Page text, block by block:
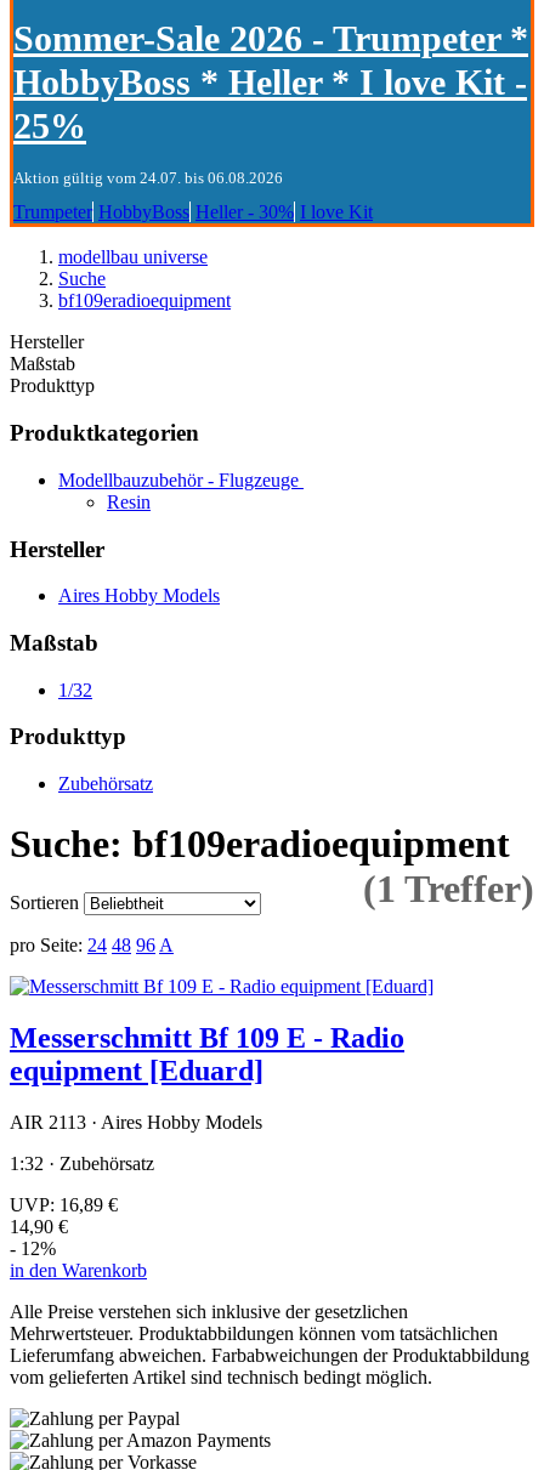
Sommer-Sale 2026 - Trumpeter *
HobbyBoss * Heller * I love Kit -
25%
Aktion gültig vom 24.07. bis 06.08.2026
Trumpeter HobbyBoss Heller - 30% I love Kit
modellbau universe
Suche
bf109eradioequipment
Hersteller
Maßstab
Produkttyp
Produktkategorien
Modellbauzubehör - Flugzeuge
Resin
Hersteller
Aires Hobby Models
Maßstab
1/32
Produkttyp
Zubehörsatz
Suche: bf109eradioequipment
(1 Treffer)
Sortieren
pro Seite: 24 48 96 A
Messerschmitt Bf 109 E - Radio
equipment [Eduard]
AIR 2113 · Aires Hobby Models
1:32 · Zubehörsatz
UVP: 16,89 €
14,90 €
- 12%
in den Warenkorb
Alle Preise verstehen sich inklusive der gesetzlichen
Mehrwertsteuer. Produktabbildungen können vom tatsächlichen
Lieferumfang abweichen. Farbabweichungen der Produktabbildung
vom gelieferten Artikel sind technisch bedingt möglich.